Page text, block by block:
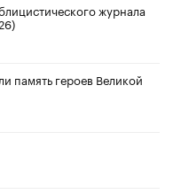
журнала
память героев Великой